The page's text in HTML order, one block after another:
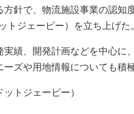
針で、物流施設事業の認知
トジェーピー）を立ち上げた
績、開発計画などを中心に
ーズや用地情報についても積
トジェーピー）